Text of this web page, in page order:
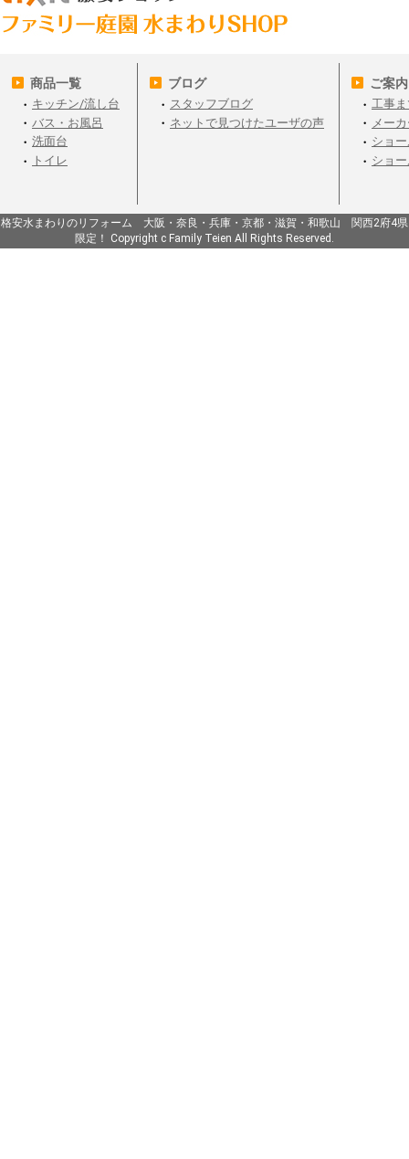
商品一覧
キッチン/流し台
バス・お風呂
洗面台
トイレ
ブログ
スタッフブログ
ネットで見つけたユーザの声
ご案内
工事
メー
ショ
ショ
格安水まわりのリフォーム 大阪・奈良・兵庫・京都・滋賀・和歌山 関西2府4県
限定！ Copyright c Family Teien All Rights Reserved.